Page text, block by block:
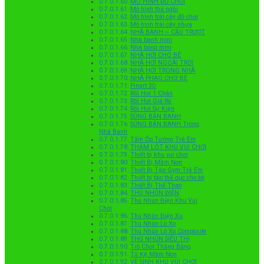
MÔ HÌNH ĐỒ CHƠI
Mô hình thú ngồi
Mô hình trái cây đồ chơi
Mô hình trái cây nhựa
NHÀ BANH – CẦU TRƯỢT
Nhà banh mini
Nhà bóng mini
NHÀ HƠI CHO BÉ
NHÀ HƠI NGOÀI TRỜI
NHÀ HƠI TRONG NHÀ
NHÀ PHAO CHO BÉ
Pinart 3D
Rối Hơi 1 Chân
Rối Hơi Giá Rẻ
Rối Hơi Sự Kiện
SÚNG BẮN BANH
SÚNG BẮN BANH Trong
Nhà Banh
Tấm Ốp Tường Trẻ Em
THẢM LÓT KHU VUI CHƠI
Thiết bị khu vui chơi
Thiết Bị Mầm Non
Thiết Bị Tập Gym Trẻ Em
Thiết bị tập thể dục cho bé
Thiết Bị Thể Thao
THÚ NHÚN ĐIỆN
Thú Nhún Điện Khu Vui
Chơi
Thú Nhún Điện Xu
Thú Nhún Lò Xo
Thú Nhún Lò Xo Composite
THÚ NHÚN SIÊU THỊ
Trò Chơi Thăng Bằng
Tủ Kệ Mầm Non
VỆ SINH KHU VUI CHƠI